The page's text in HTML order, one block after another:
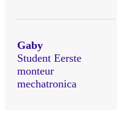
Gaby
Student Eerste
monteur
mechatronica